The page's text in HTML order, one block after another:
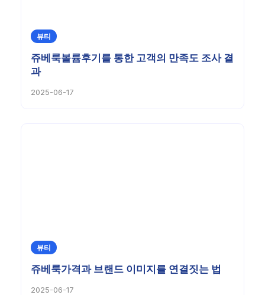
뷰티
쥬베룩볼륨후기를 통한 고객의 만족도 조사 결
과
2025-06-17
뷰티
쥬베룩가격과 브랜드 이미지를 연결짓는 법
2025-06-17